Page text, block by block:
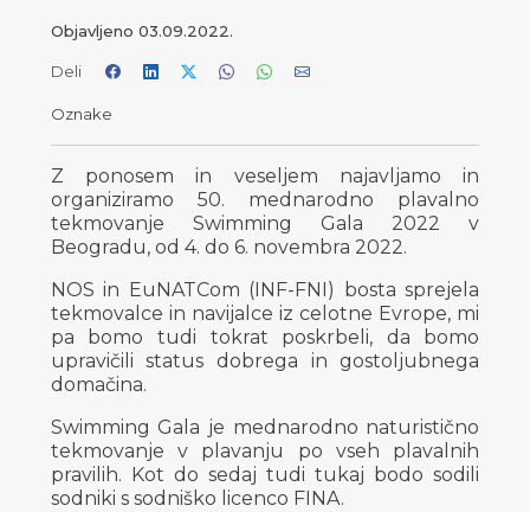
Objavljeno 03.09.2022.
Deli
Oznake
Z ponosem in veseljem najavljamo in
organiziramo 50. mednarodno plavalno
tekmovanje Swimming Gala 2022 v
Beogradu, od 4. do 6. novembra 2022.
NOS in EuNATCom (INF-FNI) bosta sprejela
tekmovalce in navijalce iz celotne Evrope, mi
pa bomo tudi tokrat poskrbeli, da bomo
upravičili status dobrega in gostoljubnega
domačina.
Swimming Gala je mednarodno naturistično
tekmovanje v plavanju po vseh plavalnih
pravilih. Kot do sedaj tudi tukaj bodo sodili
sodniki s sodniško licenco FINA.